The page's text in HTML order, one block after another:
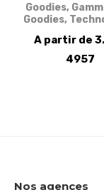
Goodies,
Goodies,
A partir de
4957
Nos agences